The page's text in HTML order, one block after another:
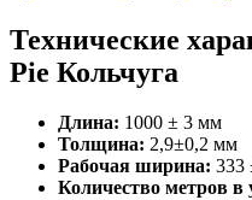
Технические
Pie Кольчуга
Длина: 1000 ± 3 мм
Толщина: 2,9±0,2 мм
Рабочая ширина: 333
Количество метров в